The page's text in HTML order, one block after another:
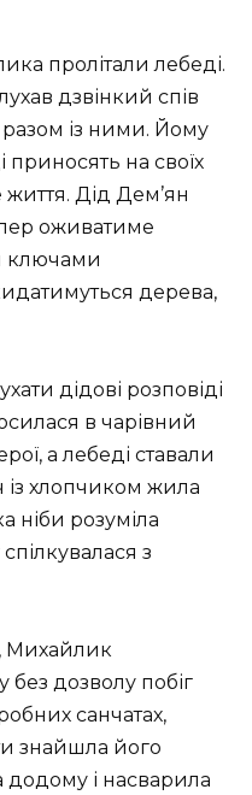
пролітали лебеді.
дзвінкий спів
разом із ними. Йому
на своїх
життя. Дід Дем’ян
оживатиме
ключами
дерева,
дідові розповіді
в чарівний
а лебеді ставали
хлопчиком жила
ніби розуміла
з
Михайлик
без дозволу побіг
санчатах,
знайшла його
додому і насварила